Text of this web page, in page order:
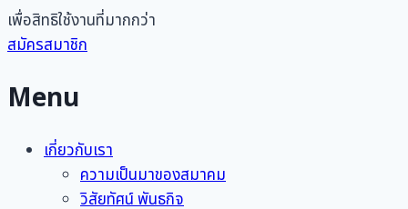
เพื่อสิทธิใช้งานที่มากกว่า
สมัครสมาชิก
Menu
เกี่ยวกับเรา
ความเป็นมาของสมาคม
วิสัยทัศน์ พันธกิจ